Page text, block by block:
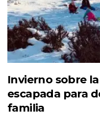
Invierno sobre
escapada para
familia